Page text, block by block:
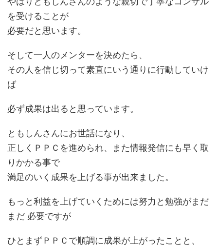
を受けることが
必要だと思います。
そして一人のメンターを決めたら、
その人を信じ切って素直にいう通りに行動していけ
ば
必ず成果は出ると思っています。
ともしんさんにお世話になり、
正しくＰＰＣを進められ、また情報発信にも早く取
りかかる事で
満足のいく成果を上げる事が出来ました。
もっと利益を上げていくためには努力と勉強がまだ
まだ 必要ですが
ひとまずＰＰＣで順調に成果が上がったことと、